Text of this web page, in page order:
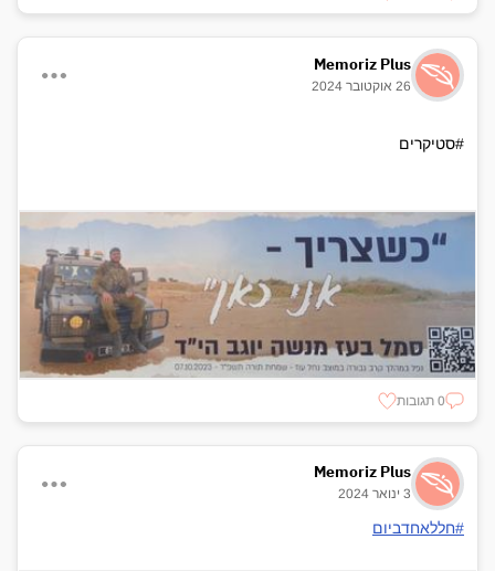
Memoriz Plus
26 אוקטובר 2024
#סטיקרים
0 תגובות
Memoriz Plus
3 ינואר 2024
#חללאחדביום